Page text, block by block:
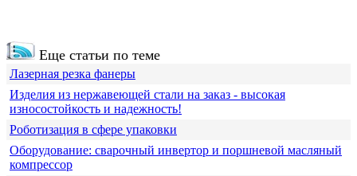
Еще статьи по теме
Лазерная резка фанеры
Изделия из нержавеющей стали на заказ - высокая
износостойкость и надежность!
Роботизация в сфере упаковки
Оборудование: сварочный инвертор и поршневой масляный
компрессор